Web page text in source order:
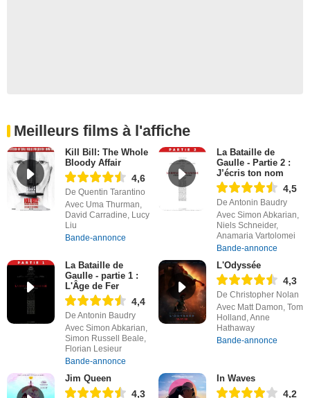
Meilleurs films à l'affiche
Kill Bill: The Whole
Bloody Affair
4,6
De Quentin Tarantino
Avec Uma Thurman,
David Carradine, Lucy
Liu
Bande-annonce
La Bataille de
Gaulle - Partie 2 :
J’écris ton nom
4,5
De Antonin Baudry
Avec Simon Abkarian,
Niels Schneider,
Anamaria Vartolomei
Bande-annonce
La Bataille de
Gaulle - partie 1 :
L'Âge de Fer
4,4
De Antonin Baudry
Avec Simon Abkarian,
Simon Russell Beale,
Florian Lesieur
Bande-annonce
L'Odyssée
4,3
De Christopher Nolan
Avec Matt Damon, Tom
Holland, Anne
Hathaway
Bande-annonce
Jim Queen
4,3
In Waves
4,2